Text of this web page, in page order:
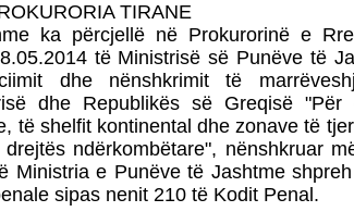
TIRANE
ka përcjellë në Prokurorinë e
të Ministrisë së Punëve të
dhe nënshkrimit të
dhe Republikës së Greqisë "Për
të shelfit kontinental dhe zonave të
ndërkombëtare", nënshkruar
Ministria e Punëve të Jashtme
sipas nenit 210 të Kodit Penal.